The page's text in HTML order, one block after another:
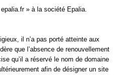
» à la société Epalia.
il n’a pas porté atteinte aux
que l’absence de renouvellement
qu’il a réservé le nom de domaine
afin de désigner un site